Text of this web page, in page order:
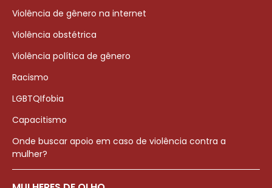
Violência de gênero na internet
Violência obstétrica
Violência política de gênero
Racismo
LGBTQIfobia
Capacitismo
Onde buscar apoio em caso de violência contra a
mulher?